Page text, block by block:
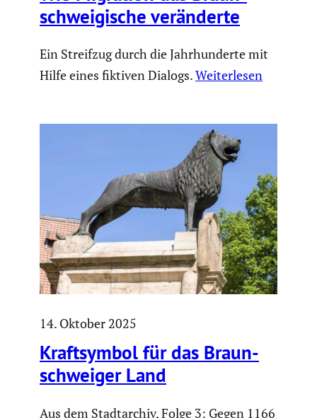
schwei­gi­sche verän­derte
Ein Streifzug durch die Jahrhunderte mit
Hilfe eines fiktiven Dialogs.Weiterlesen
14. Oktober 2025
Kraft­symbol für das Braun­
schweiger Land
Aus dem Stadtarchiv, Folge 3: Gegen 1166